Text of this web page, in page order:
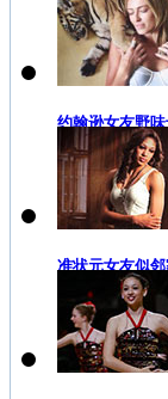
约翰逊女友野
准状元女友似